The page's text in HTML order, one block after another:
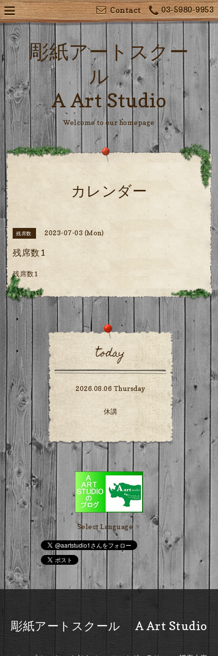
03-5980-9953
Contact
彫紙アートスクー
ル
A Art Studio
Welcome to our homepage
カレンダー
残席数 2023-07-03 (Mon)
残席数1
残席数1
today
2026.08.06 Thursday
休講
Select Language ▼
彫紙アートスクール A Art Studio